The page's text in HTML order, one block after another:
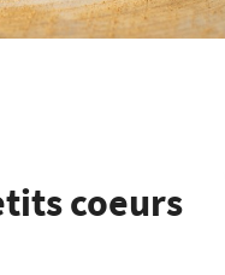
coeurs